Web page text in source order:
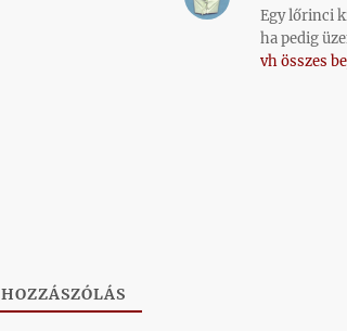
Egy lőrinci
ha pedig
vh összes
HOZZÁSZÓLÁS